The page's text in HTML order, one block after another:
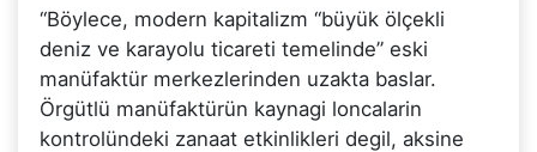
“Böylece, modern kapitalizm “büyük ölçekli
deniz ve karayolu ticareti temelinde” eski
manüfaktür merkezlerinden uzakta baslar.
Örgütlü manüfaktürün kaynagi loncalarin
kontrolündeki zanaat etkinlikleri degil, aksine